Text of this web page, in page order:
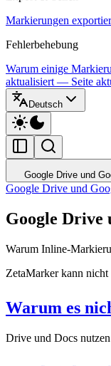
Markierungen
Fehlerbehebung
Warum einige
aktualisiert — Seite
Deutsch
Google Drive und
Google Drive und
Google Drive
Warum Inline-
ZetaMarker kann
Warum es
Drive und Docs